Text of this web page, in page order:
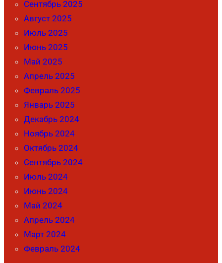
Сентябрь 2025
Август 2025
Июль 2025
Июнь 2025
Май 2025
Апрель 2025
Февраль 2025
Январь 2025
Декабрь 2024
Ноябрь 2024
Октябрь 2024
Сентябрь 2024
Июль 2024
Июнь 2024
Май 2024
Апрель 2024
Март 2024
Февраль 2024